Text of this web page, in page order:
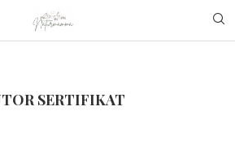
SERTIFIKAT